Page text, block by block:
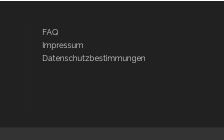
FAQ
Impressum
Datenschutzbestimmungen